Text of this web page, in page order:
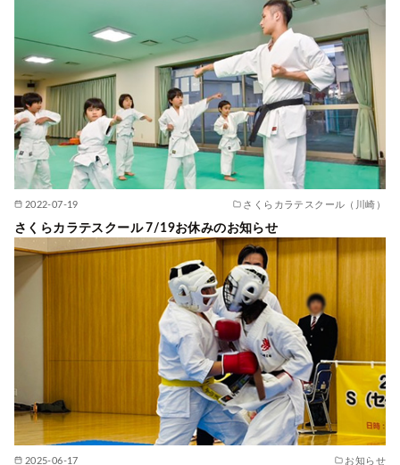
2022-07-19 さくらカラテスクール（川崎）
さくらカラテスクール 7/19お休みのお知らせ
2025-06-17 お知らせ